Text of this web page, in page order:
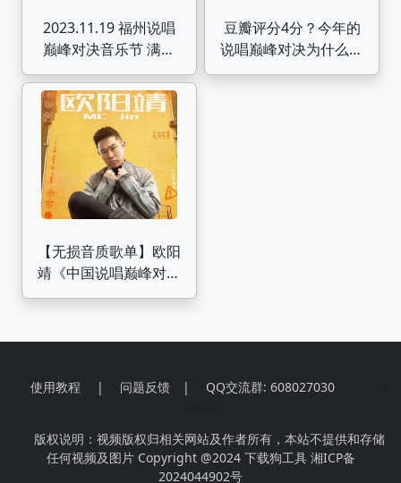
2023.11.19 福州说唱
巅峰对决音乐节 满舒
克4k全程
豆瓣评分4分？今年的
说唱巅峰对决为什么这
么难看？
【无损音质歌单】欧阳
靖《中国说唱巅峰对决
2023》竞演曲目合集
使用教程 | 问题反馈 | QQ交流群: 608027030
版权说明：视频版权归相关网站及作者所有，本站不提供和存储
任何视频及图片 Copyright @2024 下载狗工具 湘ICP备
2024044902号